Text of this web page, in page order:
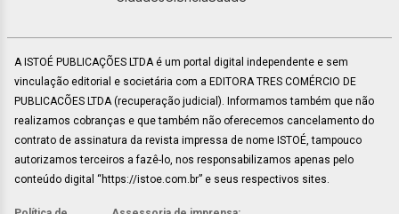
A ISTOÉ PUBLICAÇÕES LTDA é um portal digital independente e sem
vinculação editorial e societária com a EDITORA TRES COMÉRCIO DE
PUBLICACÕES LTDA (recuperação judicial). Informamos também que não
realizamos cobranças e que também não oferecemos cancelamento do
contrato de assinatura da revista impressa de nome ISTOÉ, tampouco
autorizamos terceiros a fazê-lo, nos responsabilizamos apenas pelo
conteúdo digital “https://istoe.com.br” e seus respectivos sites.